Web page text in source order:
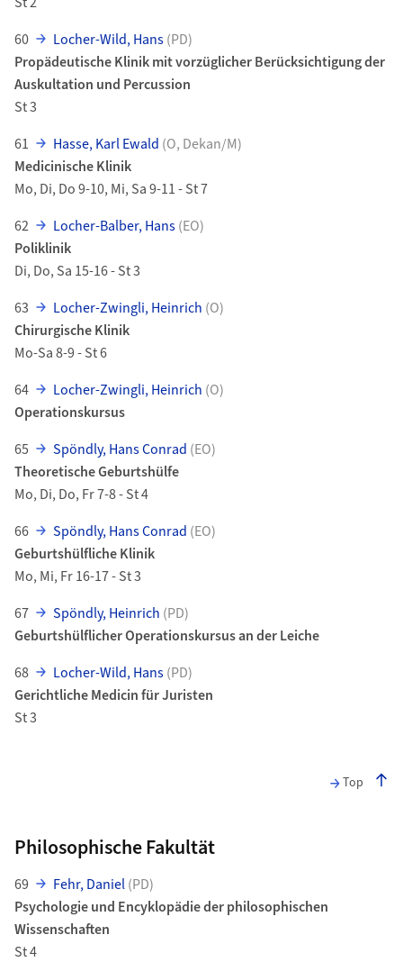
60
Locher-Wild, Hans(PD)
Propädeutische Klinik mit vorzüglicher Berücksichtigung der
Auskultation und Percussion
St 3
61
Hasse, Karl Ewald (O, Dekan/M)
Medicinische Klinik
Mo, Di, Do 9-10, Mi, Sa 9-11 - St 7
62
Locher-Balber, Hans(EO)
Poliklinik
Di, Do, Sa 15-16 - St 3
63
Locher-Zwingli, Heinrich (O)
Chirurgische Klinik
Mo-Sa 8-9 - St 6
64
Locher-Zwingli, Heinrich (O)
Operationskursus
65
Spöndly, Hans Conrad (EO)
Theoretische Geburtshülfe
Mo, Di, Do, Fr 7-8 - St 4
66
Spöndly, Hans Conrad (EO)
Geburtshülfliche Klinik
Mo, Mi, Fr 16-17 - St 3
67
Spöndly, Heinrich (PD)
Geburtshülflicher Operationskursus an der Leiche
68
Locher-Wild, Hans(PD)
Gerichtliche Medicin für Juristen
St 3
Top
Philosophische Fakultät
69 Fehr, Daniel(PD)
Psychologie und Encyklopädie der philosophischen
Wissenschaften
St 4